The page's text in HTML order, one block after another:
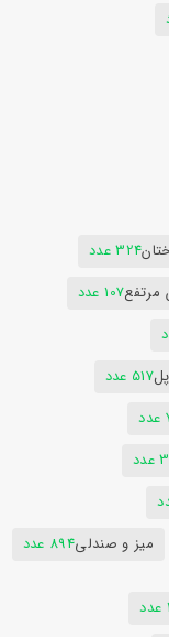
324 عدد
مرتفع107 عدد
517 عدد
میز و صندلی894 عدد